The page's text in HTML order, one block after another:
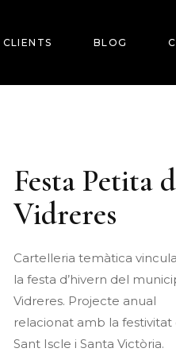
CLIENTS BLOG
Festa Petita
Vidreres
Cartelleria temàtica
la festa d’hivern del
Vidreres. Projecte anual
relacionat amb la festivitat
Sant Iscle i Santa Victòria.